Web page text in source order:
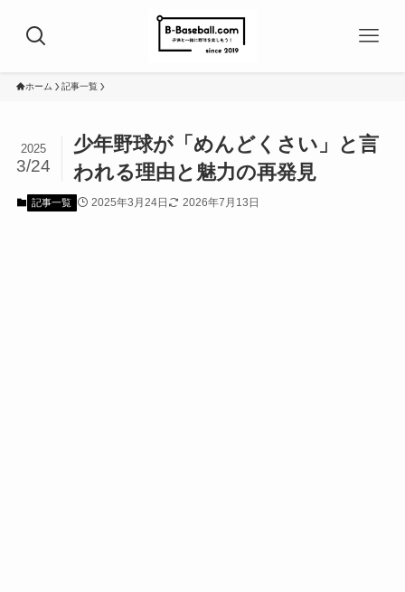
ホーム 記事一覧
少年野球が「めんどくさい」と言
われる理由と魅力の再発見
2025
3/24
記事一覧 2025年3月24日 2026年7月13日